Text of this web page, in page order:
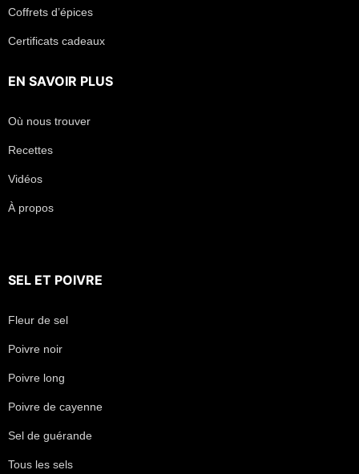
Coffrets d’épices
Certificats cadeaux
EN SAVOIR PLUS
Où nous trouver
Recettes
Vidéos
À propos
SEL ET POIVRE
Fleur de sel
Poivre noir
Poivre long
Poivre de cayenne
Sel de guérande
Tous les sels